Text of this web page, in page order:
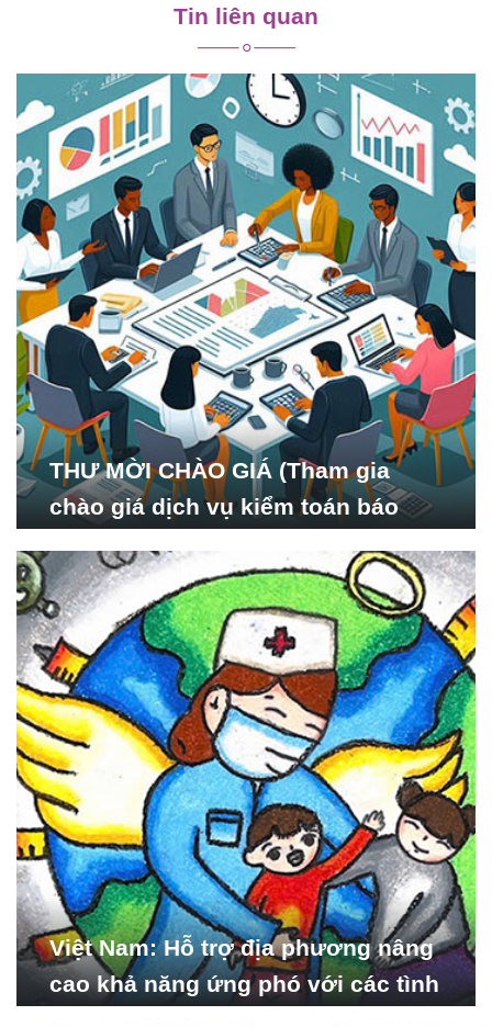
viết
Tin liên quan
THƯ MỜI CHÀO GIÁ (Tham gia
chào giá dịch vụ kiểm toán báo
Nghiên cứu Phát triển Xã
hội_ISDS)
Việt Nam: Hỗ trợ địa phương nâng
cao khả năng ứng phó với các tình